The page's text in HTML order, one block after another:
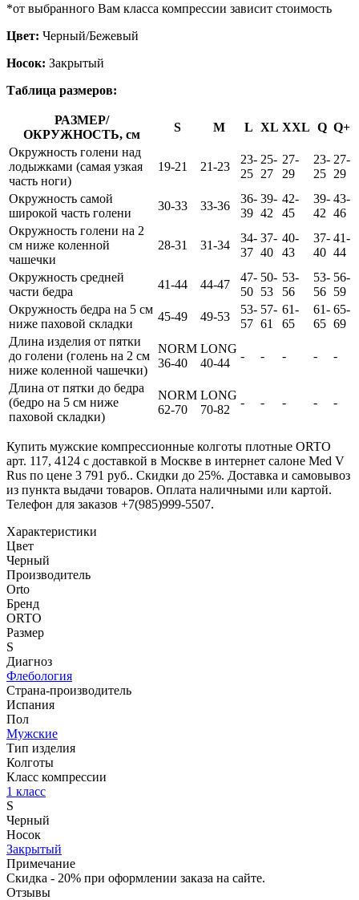
*от выбранного Вам класса компрессии зависит стоимость
Цвет: Черный/Бежевый
Носок: Закрытый
Таблица размеров:
РАЗМЕР/
ОКРУЖНОСТЬ, см
S M L XL XXL Q Q+
Окружность голени над
лодыжками (самая узкая
часть ноги)
19-21 21-23
23-
25
25-
27
27-
29
23-
25
27-
29
Окружность самой
широкой часть голени
30-33 33-36
36-
39
39-
42
42-
45
39-
42
43-
46
Окружность голени на 2
см ниже коленной
чашечки
28-31 31-34
34-
37
37-
40
40-
43
37-
40
41-
44
Окружность средней
части бедра
41-44 44-47
47-
50
50-
53
53-
56
53-
56
56-
59
Окружность бедра на 5 см
ниже паховой складки
45-49 49-53
53-
57
57-
61
61-
65
61-
65
65-
69
Длина изделия от пятки
до голени (голень на 2 см
ниже коленной чашечки)
NORM
36-40
LONG
40-44
- - - - -
Длина от пятки до бедра
(бедро на 5 см ниже
паховой складки)
NORM
62-70
LONG
70-82
- - - - -
Купить мужские компрессионные колготы плотные ORTO
арт. 117, 4124 с доставкой в Москве в интернет салоне Med V
Rus по цене 3 791 руб.. Скидки до 25%. Доставка и самовывоз
из пункта выдачи товаров. Оплата наличными или картой.
Телефон для заказов +7(985)999-5507.
Характеристики
Цвет
Черный
Производитель
Orto
Бренд
ORTO
Размер
S
Диагноз
Флебология
Страна-производитель
Испания
Пол
Мужские
Тип изделия
Колготы
Класс компрессии
1 класс
S
Черный
Носок
Закрытый
Примечание
Скидка - 20% при оформлении заказа на сайте.
Отзывы